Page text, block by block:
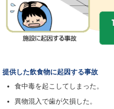
提供した飲食物に起因する事故
食中毒を起こしてしまった。
異物混入で歯が欠損した。